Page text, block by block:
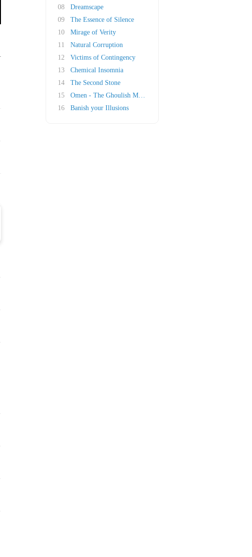
08
Dreamscape
09
The Essence of Silence
10
Mirage of Verity
11
Natural Corruption
12
Victims of Contingency
13
Chemical Insomnia
14
The Second Stone
15
Omen - The Ghoulish Malady -
16
Banish your Illusions